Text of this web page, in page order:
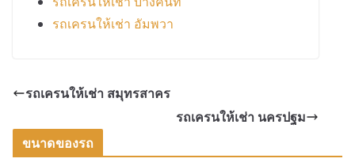
รถเครนให้เช่า อัมพวา
รถเครนให้เช่า สมุทรสาคร
รถเครนให้เช่า นครปฐม
ขนาดของรถ